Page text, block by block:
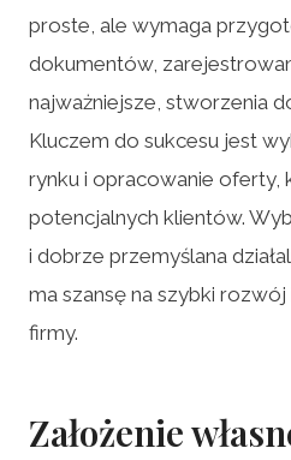
proste, ale wymaga
dokumentów,
najważniejsze, stworzenia
Kluczem do sukcesu jest
rynku i opracowanie oferty,
potencjalnych klientów.
i dobrze przemyślana
ma szansę na szybki
firmy.
Założenie